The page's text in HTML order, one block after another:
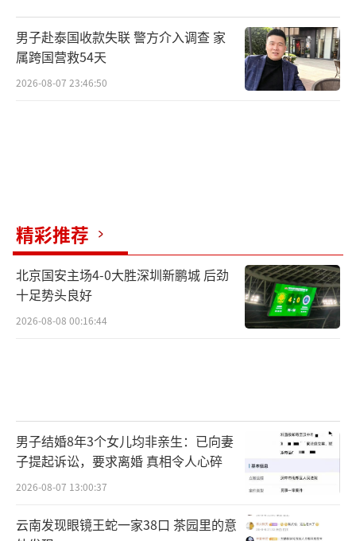
男子赴泰国收款失联 警方介入调查 家
属跨国营救54天
2026-08-07 23:46:50
精彩推荐
北京国安主场4-0大胜深圳新鹏城 后劲
十足势头良好
2026-08-08 00:16:44
男子结婚8年3个女儿均非亲生：已向妻
子提起诉讼，要求离婚 真相令人心碎
2026-08-07 13:00:37
云南发现眼镜王蛇一家38口 茶园里的意